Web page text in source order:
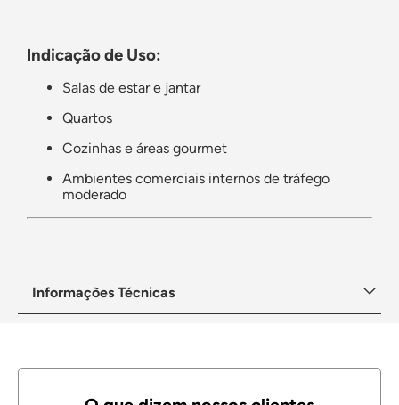
Indicação de Uso:
Salas de estar e jantar
Quartos
Cozinhas e áreas gourmet
Ambientes comerciais internos de tráfego
moderado
Informações Técnicas